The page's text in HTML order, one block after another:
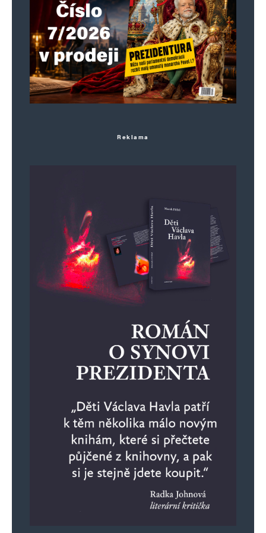
narychlo mění zákony… dobro došli..
Co s milionem Syřanů v Německu? Podle
zákonů by se měli vrátit domů ..
tak to vám žerem, bezuhlíkovej mikuláš…
Johanka z Arku
9. 12. 2024 (21:22)
inteligence našeho Nuteláka a spol. je nadobro
vybarvena, když má radost ze stejné věci, jako
mají radost náplavy na západě, viz. tato videa:
https://necenzurovanapravda.cz/2024/12/
nemecko-svedsko-podivejte-se-jak-oslavuji-
pad-asada-dzihadiste-v-budoucich-chalifatech-
on pokud sám neuzná, že potřebuje papíry na
hlavu, tak by měl dostat rozsudek za velezradu,
protože podepsali že tohle bude za chvíli i u nás.
Ve středověku a v politice neexistuje nic jako
omyl z nevědění nebo nedorozumění, a tahle
Odpovědět
Reklama